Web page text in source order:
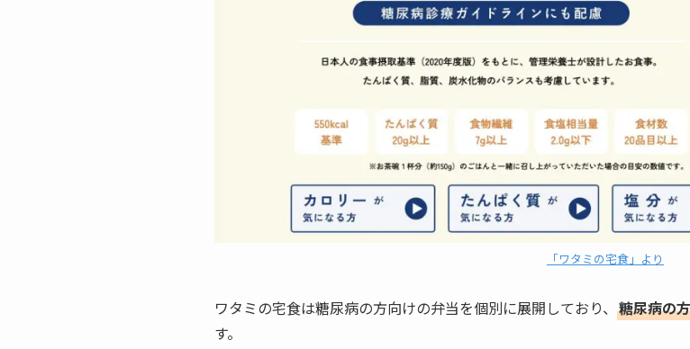
「ワタミの宅食」より
ワタミの宅食は糖尿病の方向けの弁当を個別に展開しており、 糖尿病の
す。